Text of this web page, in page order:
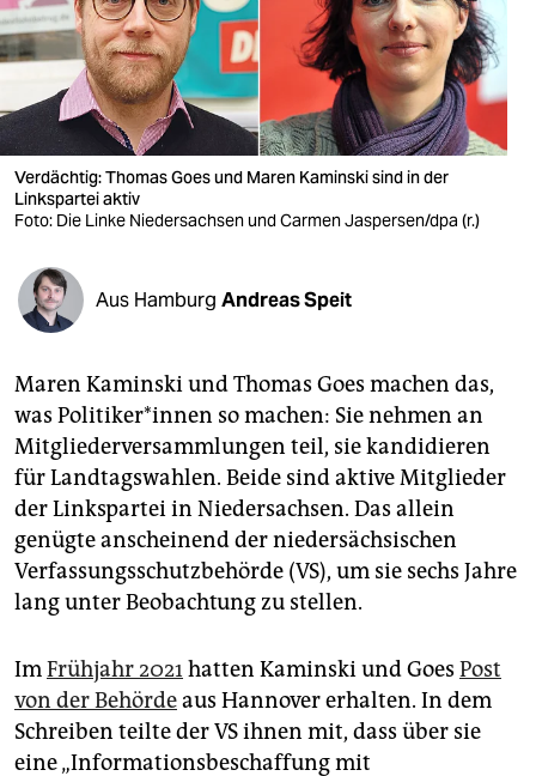
nord
wahrheit
verlag
verlag
veranstaltungen
shop
fragen & hilfe
abo
genossenschaft
epaper login
Verdächtig: Thomas Goes und Maren Kaminski sind in der
Linkspartei aktiv
Foto: Die Linke Niedersachsen und Carmen Jaspersen/dpa (r.)
Aus Hamburg Andreas Speit
Maren Kaminski und Thomas Goes machen das,
was Po­li­ti­ke­r*in­nen so machen: Sie nehmen an
Mitgliederversammlungen teil, sie kandidieren
für Landtagswahlen. Beide sind aktive Mitglieder
der Linkspartei in Niedersachsen. Das allein
genügte anscheinend der niedersächsischen
Verfassungsschutzbehörde (VS), um sie sechs Jahre
lang unter Beobachtung zu stellen.
ImFrühjahr 2021hatten Kamins­ki und Goes Post
von der Behördeaus Hannover erhalten. In dem
Schreiben teilte der VS ihnen mit, dass über sie
eine „Informationsbeschaffung mit